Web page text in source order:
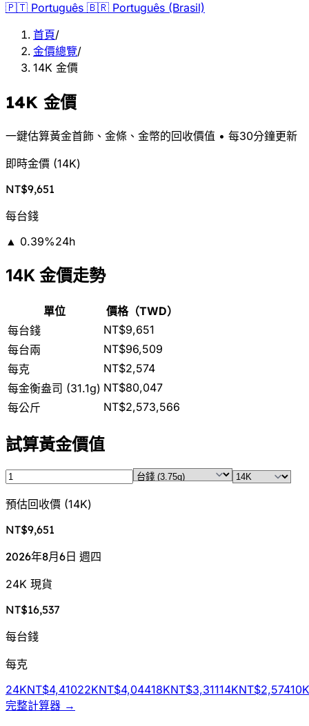
🇵🇹 Português 🇧🇷 Português (Brasil)
首頁/
金價總覽/
14K 金價
14K 金價
一鍵估算黃金首飾、金條、金幣的回收價值 • 每30分鐘更新
即時金價 (14K)
NT$9,651
每台錢
▲ 0.39%24h
14K 金價走勢
單位
價格（TWD）
每台錢
NT$9,651
每台兩
NT$96,509
每克
NT$2,574
每金衡盎司 (31.1g) NT$80,047
每公斤
NT$2,573,566
試算黃金價值
預估回收價 (14K)
NT$9,651
2026年8月6日 週四
24K 現貨
NT$16,537
每台錢
每克
24KNT$4,41022KNT$4,04418KNT$3,31114KNT$2,57410K
完整計算器 →